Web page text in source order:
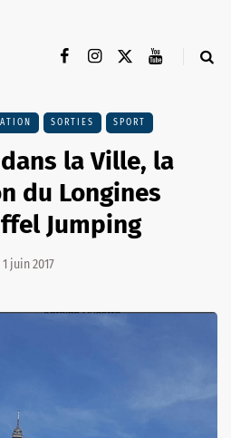
SORTIES SPORT
la Ville, la
du Longines
Jumping
1 juin 2017